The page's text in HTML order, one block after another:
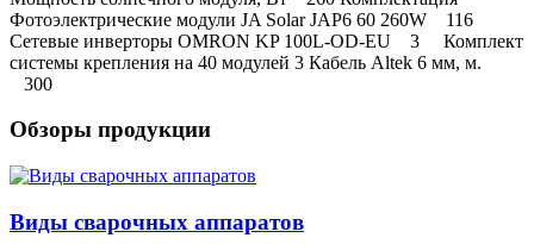
Фотоэлектрические модули JA Solar JAP6 60 260W 116
Сетевые инверторы OMRON KP 100L-OD-EU 3 Комплект
системы крепления на 40 модулей 3 Кабель Altek 6 мм, м.
300
Обзоры продукции
Виды сварочных аппаратов